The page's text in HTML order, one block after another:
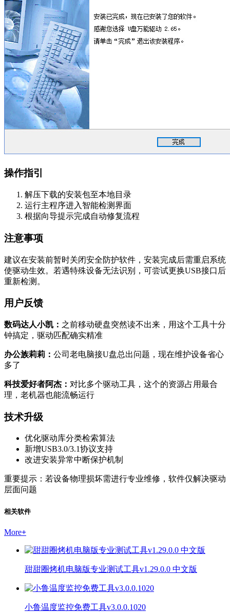
操作指引
解压下载的安装包至本地目录
运行主程序进入智能检测界面
根据向导提示完成自动修复流程
注意事项
建议在安装前暂时关闭安全防护软件，安装完成后需重启系统
使驱动生效。若遇特殊设备无法识别，可尝试更换USB接口后
重新检测。
用户反馈
数码达人小凯： 之前移动硬盘突然读不出来，用这个工具十分
钟搞定，驱动匹配确实精准
办公族莉莉： 公司老电脑接U盘总出问题，现在维护设备省心
多了
科技爱好者阿杰： 对比多个驱动工具，这个的资源占用最合
理，老机器也能流畅运行
技术升级
优化驱动库分类检索算法
新增USB3.0/3.1协议支持
改进安装异常中断保护机制
重要提示：若设备物理损坏需进行专业维修，软件仅解决驱动
层面问题
相关软件
More+
甜甜圈烤机电脑版专业测试工具v1.29.0.0 中文版
小鲁温度监控免费工具v3.0.0.1020